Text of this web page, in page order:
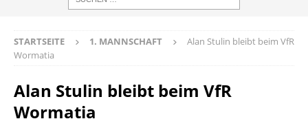
STARTSEITE 1. MANNSCHAFT
Alan Stulin bleibt beim VfR
Wormatia
Alan Stulin bleibt beim VfR
Wormatia